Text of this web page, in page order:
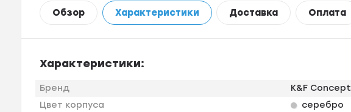
Обзор Характеристики Доставка Оплата
Характеристики:
Бренд
K&F Concept
Цвет корпуса
серебро